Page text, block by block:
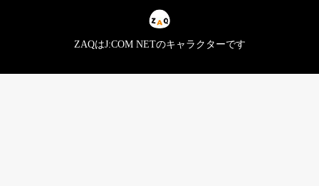
ZAQはJ:COM NETのキャラクターです